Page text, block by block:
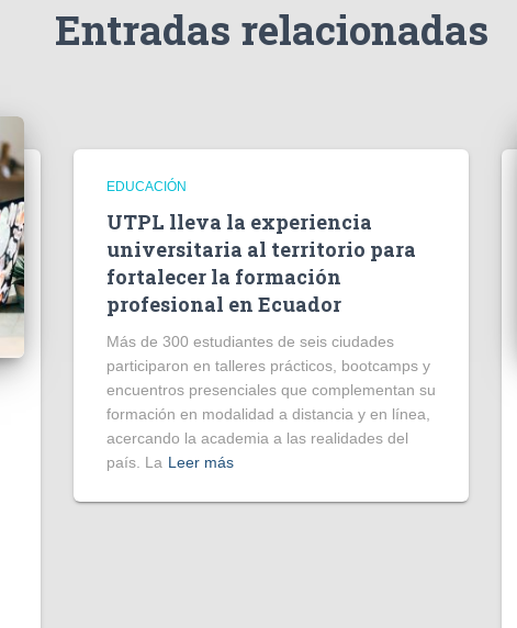
Entradas relacionadas
EDUCACIÓN
UTPL lleva la experiencia
universitaria al territorio para
fortalecer la formación
profesional en Ecuador
Más de 300 estudiantes de seis ciudades
participaron en talleres prácticos, bootcamps y
encuentros presenciales que complementan su
formación en modalidad a distancia y en línea,
acercando la academia a las realidades del
país. La Leer más